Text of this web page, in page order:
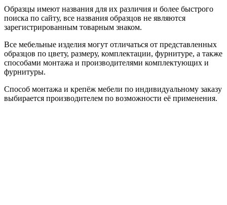
Образцы имеют названия для их различия и более быстрого
поиска по сайту, все названия образцов не являются
зарегистрированным товарным знаком.
Все мебельные изделия могут отличаться от представленных
образцов по цвету, размеру, комплектации, фурнитуре, а также
способами монтажа и производителями комплектующих и
фурнитуры.
Способ монтажа и крепёж мебели по индивидуальному заказу
выбирается производителем по возможности её применения.